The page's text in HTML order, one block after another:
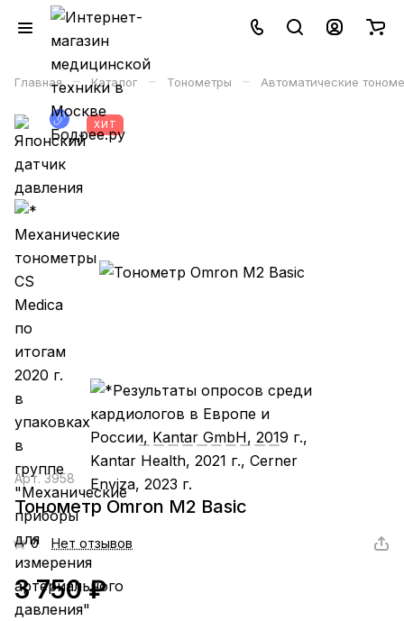
Главная – Каталог – Тонометры – Автоматические
ХИТ
Арт.3958
Тонометр Omron M2 Basic
0 Нет отзывов
3 750 ₽